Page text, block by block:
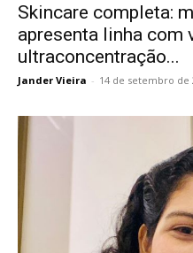
Skincare completa:
apresenta linha com
ultraconcentração...
Jander Vieira - 14 de setembro de